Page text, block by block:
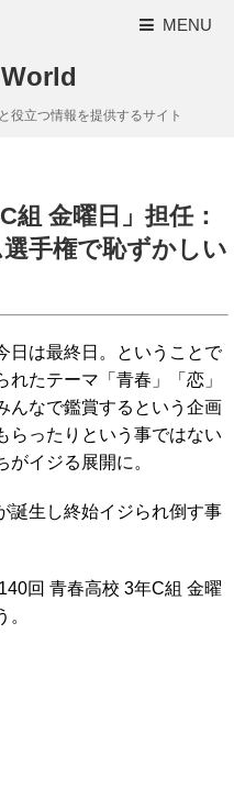
MENU
役立つ情報を提供するサイト
組 金曜日」担任：
手権で恥ずかしい
日は最終日。ということで
たテーマ「青春」「恋」
んなで鑑賞するという企画
らったりという事ではない
イジる展開に。
誕生し終始イジられ倒す事
回 青春高校 3年C組 金曜